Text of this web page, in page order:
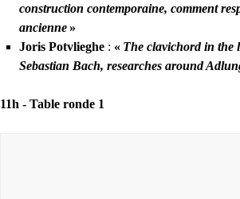
construction contemporaine, comment
ancienne»
Joris Potvlieghe : « The clavichord in the
Sebastian Bach, researches around
11h - Table ronde 1